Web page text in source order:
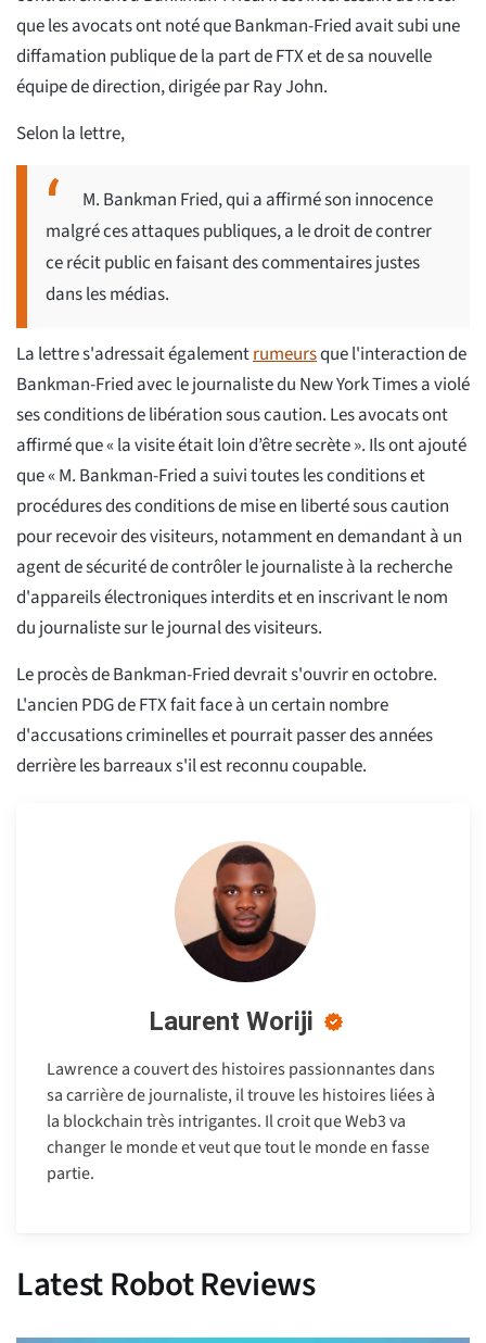
que les avocats ont noté que Bankman-Fried avait subi une
diffamation publique de la part de FTX et de sa nouvelle
équipe de direction, dirigée par Ray John.
Selon la lettre,
M. Bankman Fried, qui a affirmé son innocence
malgré ces attaques publiques, a le droit de contrer
ce récit public en faisant des commentaires justes
dans les médias.
La lettre s'adressait égalementrumeursque l'interaction de
Bankman-Fried avec le journaliste du New York Times a violé
ses conditions de libération sous caution. Les avocats ont
affirmé que « la visite était loin d’être secrète ». Ils ont ajouté
que « M. Bankman-Fried a suivi toutes les conditions et
procédures des conditions de mise en liberté sous caution
pour recevoir des visiteurs, notamment en demandant à un
agent de sécurité de contrôler le journaliste à la recherche
d'appareils électroniques interdits et en inscrivant le nom
du journaliste sur le journal des visiteurs.
Le procès de Bankman-Fried devrait s'ouvrir en octobre.
L'ancien PDG de FTX fait face à un certain nombre
d'accusations criminelles et pourrait passer des années
derrière les barreaux s'il est reconnu coupable.
Laurent Woriji
Lawrence a couvert des histoires passionnantes dans
sa carrière de journaliste, il trouve les histoires liées à
la blockchain très intrigantes. Il croit que Web3 va
changer le monde et veut que tout le monde en fasse
partie.
Latest Robot Reviews